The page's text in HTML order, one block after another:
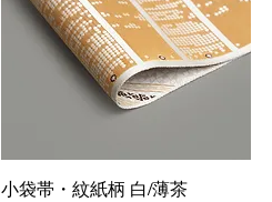
Vista rápida
小袋帯・紋紙柄 白/薄茶